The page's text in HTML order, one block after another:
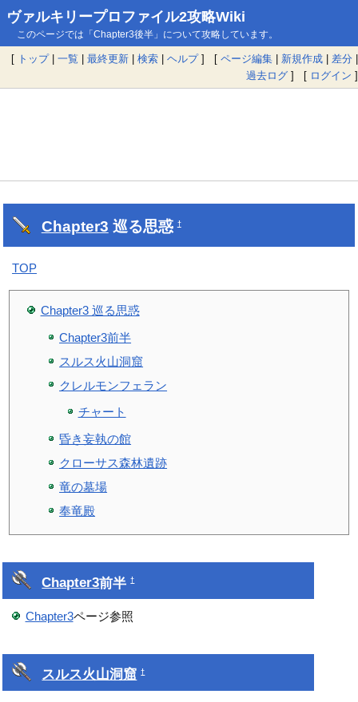
ヴァルキリープロファイル2攻略Wiki
このページでは「Chapter3後半」について攻略しています。
[ トップ| 一覧 | 最終更新 | 検索 | ヘルプ] [ ページ編集 | 新規作成 | 差分 |
過去ログ ] [ ログイン ]
Chapter3 巡る思惑†
TOP
Chapter3 巡る思惑
Chapter3前半
スルス火山洞窟
クレルモンフェラン
チャート
昏き妄執の館
クローサス森林遺跡
竜の墓場
奉竜殿
Chapter3前半†
Chapter3ページ参照
スルス火山洞窟 †